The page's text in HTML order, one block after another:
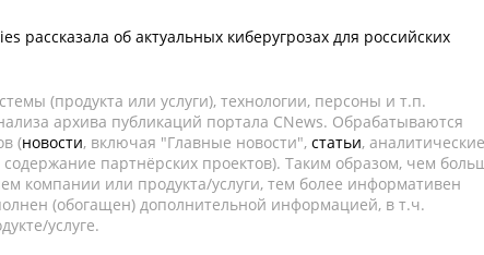
рассказала об актуальных киберугрозах для российских
(продукта или услуги), технологии, персоны и т.п.
архива публикаций портала CNews. Обрабатываются
(новости, включая "Главные новости", статьи, аналитические
партнёрских проектов). Таким образом, чем
компании или продукта/услуги, тем более информативен
(обогащен) дополнительной информацией, в т.ч.
услуге.